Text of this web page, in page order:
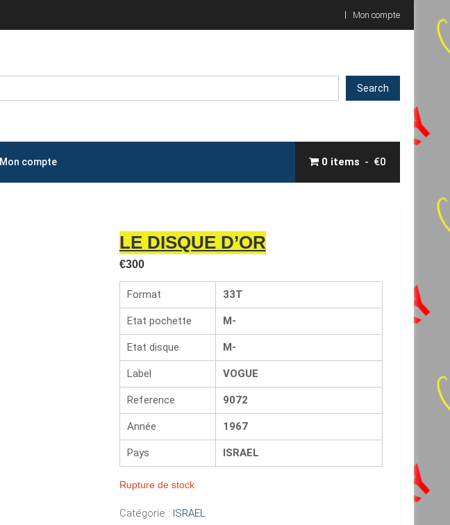
Mon compte
Search
Mon compte 0 items €0
LE DISQUE D’OR
€300
Format 33T
Etat pochette M-
Etat disque M-
Label VOGUE
Reference 9072
Année 1967
Pays ISRAEL
Rupture de stock
Catégorie : ISRAEL